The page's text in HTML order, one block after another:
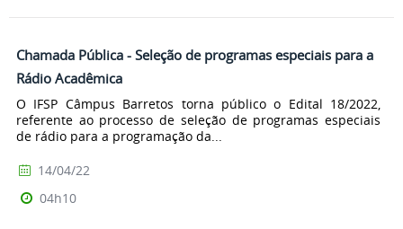
Chamada Pública - Seleção de programas especiais para a
Rádio Acadêmica
O IFSP Câmpus Barretos torna público o Edital 18/2022,
referente ao processo de seleção de programas especiais
de rádio para a programação da...
14/04/22
04h10